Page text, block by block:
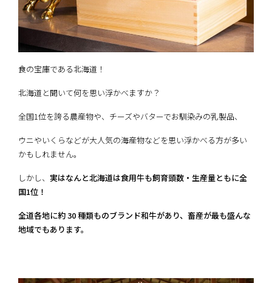
食の宝庫である北海道！
北海道と聞いて何を思い浮かべますか？
全国1位を誇る農産物や、チーズやバターでお馴染みの乳製品、
ウニやいくらなどが大人気の海産物などを思い浮かべる方が多い
かもしれません。
しかし、 実はなんと北海道は食用牛も飼育頭数・生産量ともに全
国1位！
全道各地に約 30 種類ものブランド和牛があり、畜産が最も盛んな
地域でもあります。